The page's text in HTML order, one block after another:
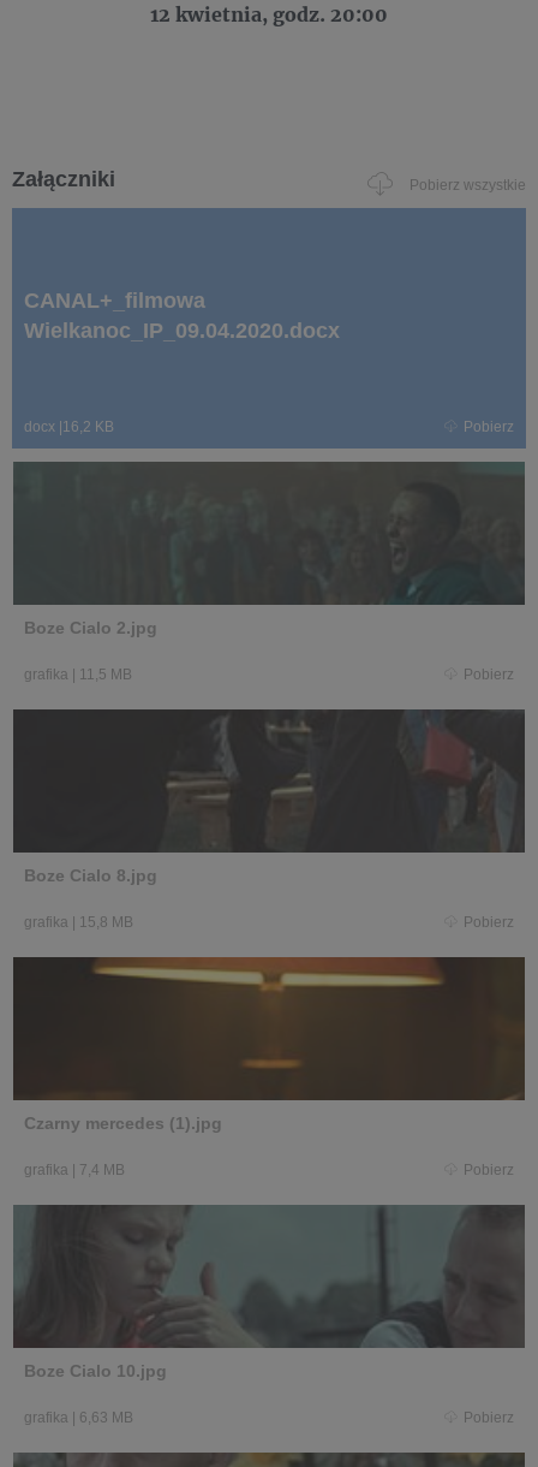
12 kwietnia, godz. 20:00
Załączniki Pobierz wszystkie
CANAL+_filmowa
Wielkanoc_IP_09.04.2020.docx
docx 16,2 KB Pobierz
Boze Cialo 2.jpg
grafika 11,5 MB Pobierz
Boze Cialo 8.jpg
grafika 15,8 MB Pobierz
Czarny mercedes (1).jpg
grafika 7,4 MB Pobierz
Boze Cialo 10.jpg
grafika 6,63 MB Pobierz